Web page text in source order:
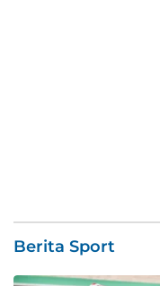
Berita Sport